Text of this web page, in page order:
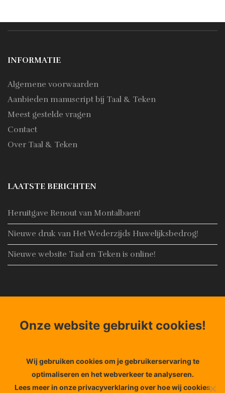
INFORMATIE
Algemene voorwaarden
Aanbieden manuscript bij Taal & Teken
Meest gestelde vragen
Contact
Over Taal & Teken
LAATSTE BERICHTEN
Heruitgave Renout van Montalbaen!
Nieuwe druk van Het Wederzijds Huwelijksbedrog!
Nieuwe website Taal en Teken is online!
CONTACT
Adres:Noorderhaven 4, 8861 AN Harlingen
Onze website gebruikt cookies!
Wij gebruiken cookies om je gebruikerservaring te
optimaliseren en het webverkeer te analyseren.
Lees meer in onze privacyverklaring over hoe wij cookies